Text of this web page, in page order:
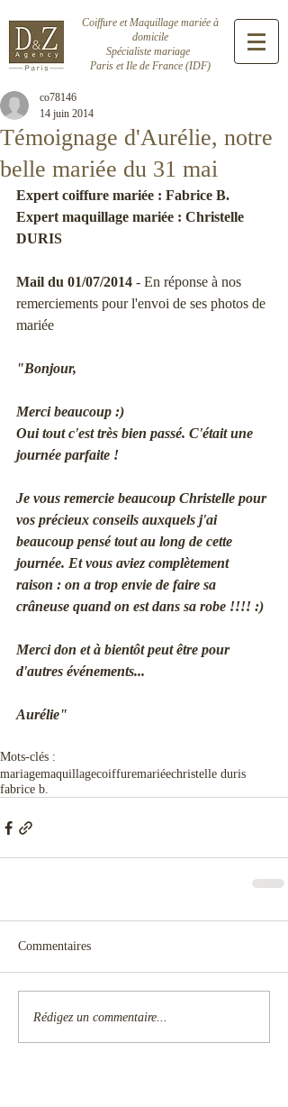
Coiffure et Maquillage mariée à
domicile
Spécialiste mariage
Paris et Ile de France (IDF)
Témoignage d'Aurélie, notre
belle mariée du 31 mai
co78146
14 juin 2014
Expert coiffure mariée : Fabrice B.
Expert maquillage mariée : Christelle
DURIS
Mail du 01/07/2014 - En réponse à nos
remerciements pour l'envoi de ses photos de
mariée
"Bonjour,
Merci beaucoup :)
Oui tout c'est très bien passé. C'était une
journée parfaite !
Je vous remercie beaucoup Christelle pour
vos précieux conseils auxquels j'ai
beaucoup pensé tout au long de cette
journée. Et vous aviez complètement
raison : on a trop envie de faire sa
crâneuse quand on est dans sa robe !!!! :)
Merci don et à bientôt peut être pour
d'autres événements...
Aurélie"
Mots-clés :
mariagemaquillagecoiffuremariéechristelle duris
fabrice b.
Commentaires
Rédigez un commentaire...